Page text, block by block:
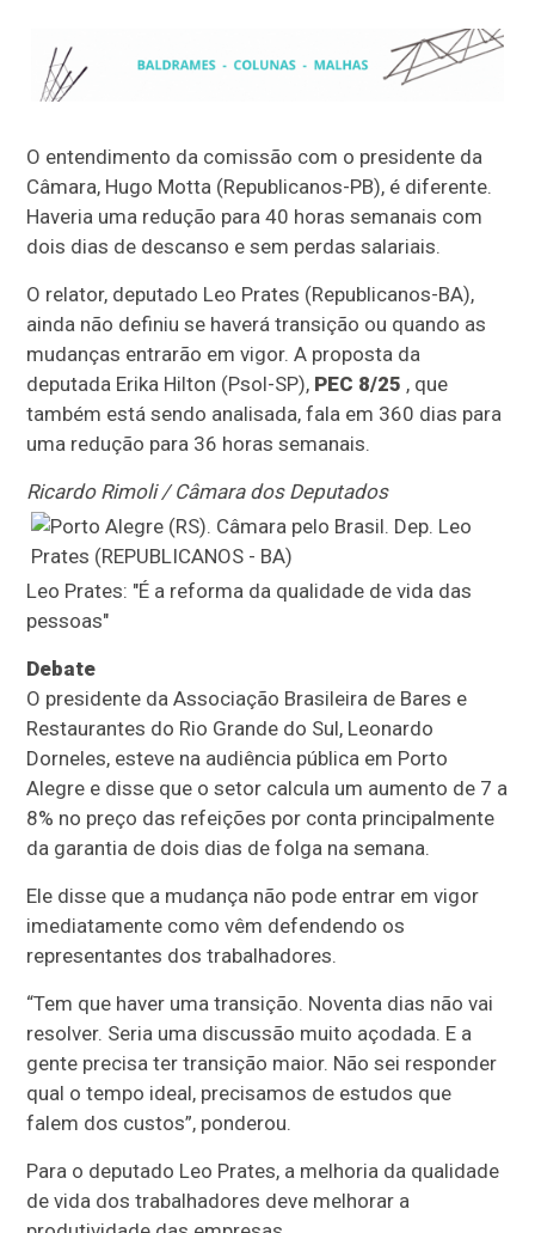
O entendimento da comissão com o presidente da
Câmara, Hugo Motta (Republicanos-PB), é diferente.
Haveria uma redução para 40 horas semanais com
dois dias de descanso e sem perdas salariais.
O relator, deputado Leo Prates (Republicanos-BA),
ainda não definiu se haverá transição ou quando as
mudanças entrarão em vigor. A proposta da
deputada Erika Hilton (Psol-SP), PEC 8/25 , que
também está sendo analisada, fala em 360 dias para
uma redução para 36 horas semanais.
Ricardo Rimoli / Câmara dos Deputados
Leo Prates: "É a reforma da qualidade de vida das
pessoas"
Debate
O presidente da Associação Brasileira de Bares e
Restaurantes do Rio Grande do Sul, Leonardo
Dorneles, esteve na audiência pública em Porto
Alegre e disse que o setor calcula um aumento de 7 a
8% no preço das refeições por conta principalmente
da garantia de dois dias de folga na semana.
Ele disse que a mudança não pode entrar em vigor
imediatamente como vêm defendendo os
representantes dos trabalhadores.
“Tem que haver uma transição. Noventa dias não vai
resolver. Seria uma discussão muito açodada. E a
gente precisa ter transição maior. Não sei responder
qual o tempo ideal, precisamos de estudos que
falem dos custos”, ponderou.
Para o deputado Leo Prates, a melhoria da qualidade
de vida dos trabalhadores deve melhorar a